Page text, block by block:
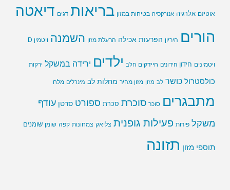
אוטיזם אלרגיה אנורקסיה בטיחות במזון בריאות דגים דיאטה
הורים היריון הפרעות אכילה הרעלת מזון השמנה ויטמין D
ויטמינים חידון חידונים חיידקים חלב ילדים ירידה במשקל ירקות
כולסטרול כושר לב מזון מזון מהיר מחלות לב מינרלים מלח
מתבגרים סוכר סוכרת סכרת ספורט סרטן עודף
משקל פירות פעילות גופנית צליאק צמחונות קפה שומן שומנים
תוספי מזון תזונה